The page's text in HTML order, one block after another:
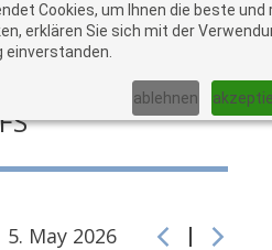
Cookies, um Ihnen die beste
erklären Sie sich mit der
ablehnen
5. May 2026